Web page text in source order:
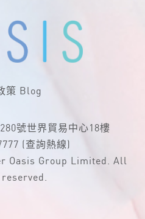
策 Blog
號世界貿易中心18樓
(查詢熱線)
Oasis Group Limited. All